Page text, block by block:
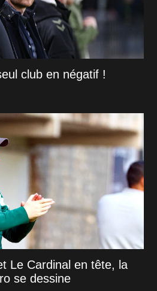
club en négatif !
Le Cardinal en tête, la
se dessine